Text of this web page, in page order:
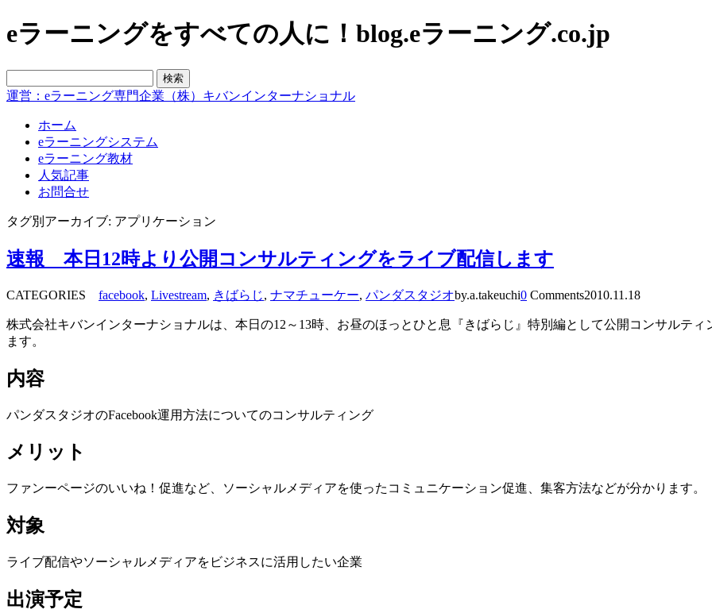
eラーニングをすべての人に！blog.eラーニング.co.jp
運営：eラーニング専門企業（株）キバンインターナショナル
ホーム
eラーニングシステム
eラーニング教材
人気記事
お問合せ
タグ別アーカイブ: アプリケーション
速報 本日12時より公開コンサルティングをライブ配信します
CATEGORIES facebook, Livestream, きばらじ, ナマチューケー, パンダスタジオby.a.takeuchi0 Comments2010.11.18
株式会社キバンインターナショナルは、本日の12～13時、お昼のほっとひと息『きばらじ』特別編として公開コンサルテ
ます。
内容
パンダスタジオのFacebook運用方法についてのコンサルティング
メリット
ファンーページのいいね！促進など、ソーシャルメディアを使ったコミュニケーション促進、集客方法などが分かります。
対象
ライブ配信やソーシャルメディアをビジネスに活用したい企業
出演予定